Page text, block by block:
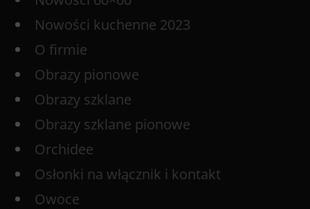
Nowości kuchenne 2023
O firmie
Obrazy pionowe
Obrazy szklane
Obrazy szklane pionowe
Orchidee
Osłonki na włącznik i kontakt
Owoce